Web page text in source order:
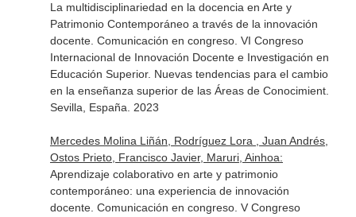
La multidisciplinariedad en la docencia en Arte y
Patrimonio Contemporáneo a través de la innovación
docente. Comunicación en congreso. VI Congreso
Internacional de Innovación Docente e Investigación en
Educación Superior. Nuevas tendencias para el cambio
en la enseñanza superior de las Áreas de Conocimient.
Sevilla, España. 2023
Mercedes Molina Liñán, Rodríguez Lora , Juan Andrés,
Ostos Prieto, Francisco Javier, Maruri, Ainhoa:
Aprendizaje colaborativo en arte y patrimonio
contemporáneo: una experiencia de innovación
docente. Comunicación en congreso. V Congreso